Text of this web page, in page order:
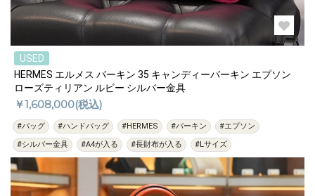
USED
HERMES エルメス バーキン 35 キャンディーバーキン エプソン
ローズティリアン ルビー シルバー金具
￥1,608,000(税込)
#バッグ #ハンドバッグ #HERMES #バーキン
#エプソン
#シルバー金具
#A4が入る #長財布が入る #Lサイズ